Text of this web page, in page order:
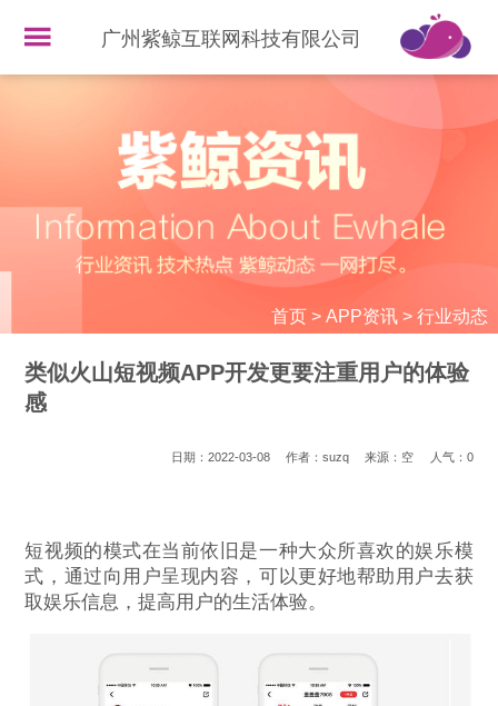
广州紫鲸互联网科技有限公司
首页> APP资讯> 行业动态
类似火山短视频APP开发更要注重用户的体验
感
日期：2022-03-08 作者：suzq 来源：空 人气： 0
短视频的模式在当前依旧是一种大众所喜欢的娱乐模
式，通过向用户呈现内容，可以更好地帮助用户去获
取娱乐信息，提高用户的生活体验。